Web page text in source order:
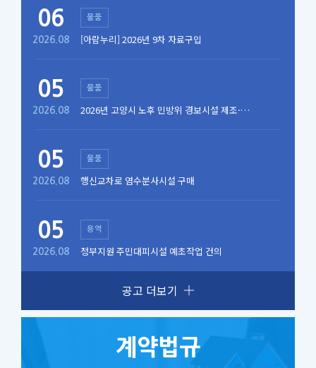
06
2026.08
물품
[아람누리] 2026년 9차 자료구입
05
2026.08
물품
2026년 고양시 노후 민방위 경보시설 제조·
05
2026.08
물품
행신교차로 염수분사시설 구매
05
2026.08
용역
정부지원 주민대피시설 예초작업 건의
공고 더보기
계약법규